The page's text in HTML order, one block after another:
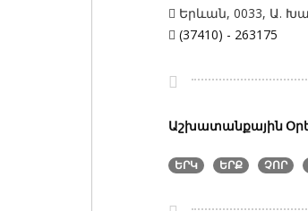
Երևան, 0033, Ա.
(37410) - 263175
Աշխատանքային
ԵՐԿ ԵՐՔ ՉՈՐ